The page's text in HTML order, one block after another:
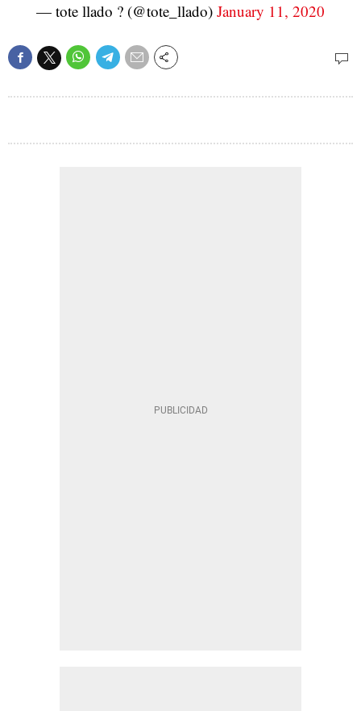
— tote llado ? (@tote_llado) January 11, 2020